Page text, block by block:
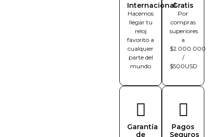
Internacional
Hacemos
llegar tu
reloj
favorito a
cualquier
parte del
mundo
Gratis
Por
compras
superiores
a
$2.000.000
/
$500USD
Garantía
de
Pagos
Seguros